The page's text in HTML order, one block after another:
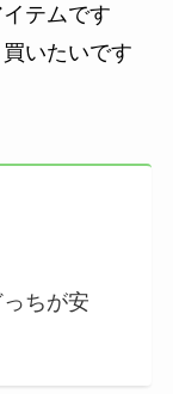
テムです
いたいです
ちが安